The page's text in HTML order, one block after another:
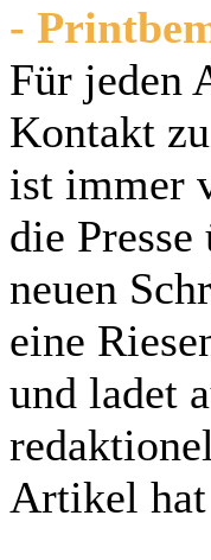
-
Für jeden
Kontakt
ist immer
die Presse
neuen
eine
und ladet
Artikel hat